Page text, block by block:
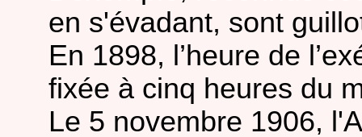
en s'évadant, sont
En 1898, l’heure de
fixée à cinq heures du
Le 5 novembre 1906,